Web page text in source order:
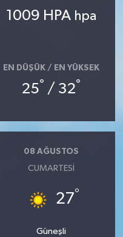
1009 HPA hpa
EN DÜŞÜK / EN YÜKSEK
25° / 32°
08 AĞUSTOS
CUMARTESI
27°
Güneşli